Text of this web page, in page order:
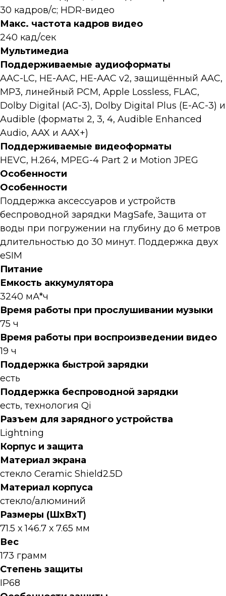
30 кадров/с; HDR-видео
Макс. частота кадров видео
240 кад/сек
Мультимедиа
Поддерживаемые аудиоформаты
AAC-LC, HE-AAC, HE-AAC v2, защищённый AAC,
MP3, линейный PCM, Apple Lossless, FLAC,
Dolby Digital (AC-3), Dolby Digital Plus (E-AC-3) и
Audible (форматы 2, 3, 4, Audible Enhanced
Audio, AAX и AAX+)
Поддерживаемые видеоформаты
HEVC, H.264, MPEG-4 Part 2 и Motion JPEG
Особенности
Особенности
Поддержка аксессуаров и устройств
беспроводной зарядки MagSafe, Защита от
воды при погружении на глубину до 6 метров
длительностью до 30 минут. Поддержка двух
eSIM
Питание
Емкость аккумулятора
3240 мА*ч
Время работы при прослушивании музыки
75 ч
Время работы при воспроизведении видео
19 ч
Поддержка быстрой зарядки
есть
Поддержка беспроводной зарядки
есть, технология Qi
Разъем для зарядного устройства
Lightning
Корпус и защита
Материал экрана
стекло Ceramic Shield2.5D
Материал корпуса
стекло/алюминий
Размеры (ШхВхТ)
71.5 х 146.7 х 7.65 мм
Вес
173 грамм
Степень защиты
IP68